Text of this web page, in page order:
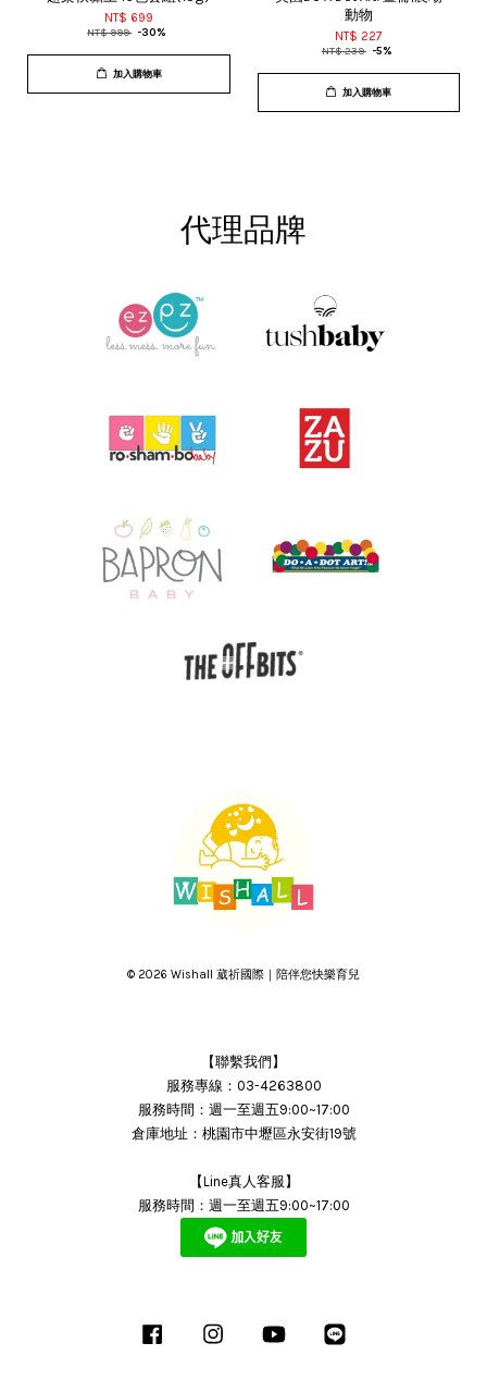
NT$ 699
NT$ 999 -30%
加入購物車
動物
NT$ 227
NT$ 239 -5%
加入購物車
代理品牌
© 2026 Wishall 葳祈國際｜陪伴您快樂育兒
【聯繫我們】
服務專線：03-4263800
服務時間：週一至週五9:00~17:00
倉庫地址：桃園市中壢區永安街19號
【Line真人客服】
服務時間：週一至週五9:00~17:00
Facebook Instagram YouTube